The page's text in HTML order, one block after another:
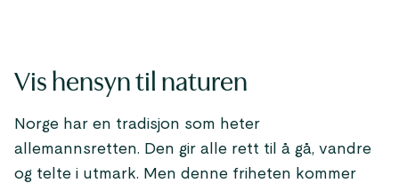
Vis hensyn til naturen
Norge har en tradisjon som heter
allemannsretten. Den gir alle rett til å gå, vandre
og telte i utmark. Men denne friheten kommer